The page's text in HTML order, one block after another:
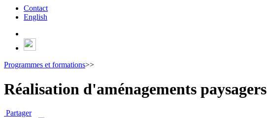
Contact
English
Programmes et formations>>
Réalisation d'aménagements paysagers
Partager